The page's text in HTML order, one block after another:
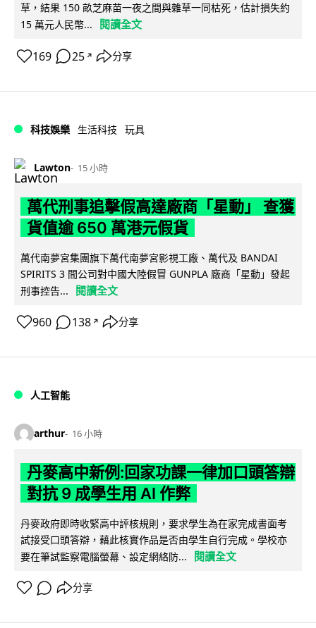
草，結果 150 畝芝麻苗一夜之間與雜草一同枯死，估計損失約
15 萬元人民幣...
閱讀全文
169 25 ↗ 分享
科技娛樂 生活科技 玩具
Lawton 15 小時
萬代刑事追擊假高達廠商「星動」 查獲
貨值逾 650 萬港元假貨
萬代南夢宮集團旗下萬代南夢宮影視工廠、萬代及 BANDAI
SPIRITS 3 間公司對中國大陸假冒 GUNPLA 廠商「星動」發起
刑事控告...
閱讀全文
960 138 ↗ 分享
人工智能
arthur 16 小時
丹麥高中新例:回家功課一律加口頭答辯
對抗 9 成學生用 AI 作弊
丹麥政府即時收緊高中評核規則，要求學生為在家完成書面考
試接受口頭答辯，藉此核實作品是否由學生自行完成。學校亦
要在筆試監察電腦螢幕、設定網絡防...
閱讀全文
分享